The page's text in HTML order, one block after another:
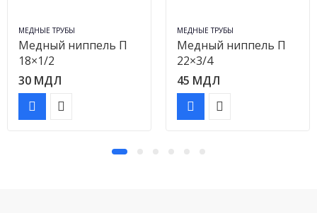
МЕДНЫЕ ТРУБЫ
Медный ниппель П
18×1/2
30 МДЛ
МЕДНЫЕ ТРУБЫ
Медный ниппель П
22×3/4
45 МДЛ